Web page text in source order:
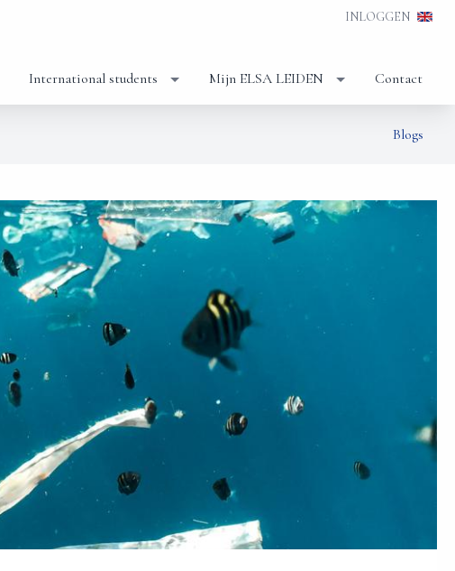
INLOGGEN
International students Mijn ELSA LEIDEN Contact
Blogs